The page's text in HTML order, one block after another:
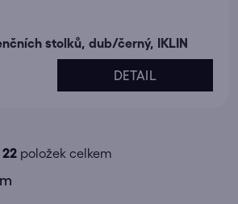
stolků, dub/černý, IKLIN
DETAIL
O
22 položek celkem